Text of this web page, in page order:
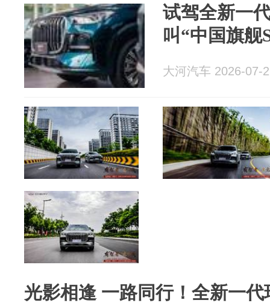
试驾全新一
叫“中国旗舰
大河汽车 2026-07-
光影相逢 一路同行！全新一代